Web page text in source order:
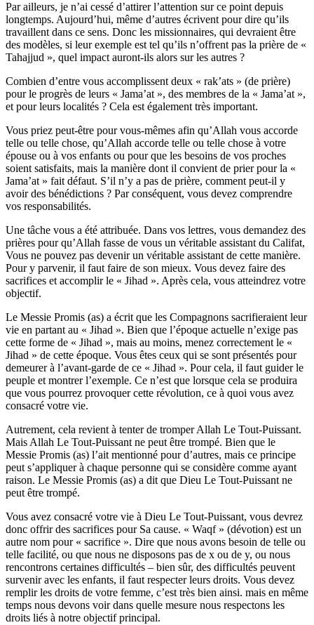
Par ailleurs, je n’ai cessé d’attirer l’attention sur ce point depuis
longtemps. Aujourd’hui, même d’autres écrivent pour dire qu’ils
travaillent dans ce sens. Donc les missionnaires, qui devraient être
des modèles, si leur exemple est tel qu’ils n’offrent pas la prière de «
Tahajjud », quel impact auront-ils alors sur les autres ?
Combien d’entre vous accomplissent deux « rak’ats » (de prière)
pour le progrès de leurs « Jama’at », des membres de la « Jama’at »,
et pour leurs localités ? Cela est également très important.
Vous priez peut-être pour vous-mêmes afin qu’Allah vous accorde
telle ou telle chose, qu’Allah accorde telle ou telle chose à votre
épouse ou à vos enfants ou pour que les besoins de vos proches
soient satisfaits, mais la manière dont il convient de prier pour la «
Jama’at » fait défaut. S’il n’y a pas de prière, comment peut-il y
avoir des bénédictions ? Par conséquent, vous devez comprendre
vos responsabilités.
Une tâche vous a été attribuée. Dans vos lettres, vous demandez des
prières pour qu’Allah fasse de vous un véritable assistant du Califat,
Vous ne pouvez pas devenir un véritable assistant de cette manière.
Pour y parvenir, il faut faire de son mieux. Vous devez faire des
sacrifices et accomplir le « Jihad ». Après cela, vous atteindrez votre
objectif.
Le Messie Promis (as) a écrit que les Compagnons sacrifieraient leur
vie en partant au « Jihad ». Bien que l’époque actuelle n’exige pas
cette forme de « Jihad », mais au moins, menez correctement le «
Jihad » de cette époque. Vous êtes ceux qui se sont présentés pour
demeurer à l’avant-garde de ce « Jihad ». Pour cela, il faut guider le
peuple et montrer l’exemple. Ce n’est que lorsque cela se produira
que vous pourrez provoquer cette révolution, ce à quoi vous avez
consacré votre vie.
Autrement, cela revient à tenter de tromper Allah Le Tout-Puissant.
Mais Allah Le Tout-Puissant ne peut être trompé. Bien que le
Messie Promis (as) l’ait mentionné pour d’autres, mais ce principe
peut s’appliquer à chaque personne qui se considère comme ayant
raison. Le Messie Promis (as) a dit que Dieu Le Tout-Puissant ne
peut être trompé.
Vous avez consacré votre vie à Dieu Le Tout-Puissant, vous devrez
donc offrir des sacrifices pour Sa cause. « Waqf » (dévotion) est un
autre nom pour « sacrifice ». Dire que nous avons besoin de telle ou
telle facilité, ou que nous ne disposons pas de x ou de y, ou nous
rencontrons certaines difficultés – bien sûr, des difficultés peuvent
survenir avec les enfants, il faut respecter leurs droits. Vous devez
remplir les droits de votre femme, c’est très bien ainsi. mais en même
temps nous devons voir dans quelle mesure nous respectons les
droits liés à notre objectif principal.